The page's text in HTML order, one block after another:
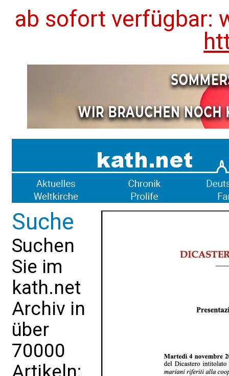
ab sofort verfügbar:
Suche
Suchen
Sie im
kath.net
Archiv in
über
70000